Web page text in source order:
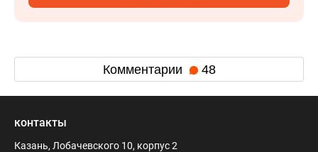
Комментарии 48
контакты
Казань, Лобачевского 10, корпус 2